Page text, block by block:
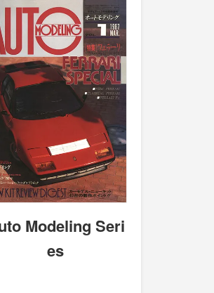
Modeling Seri
es